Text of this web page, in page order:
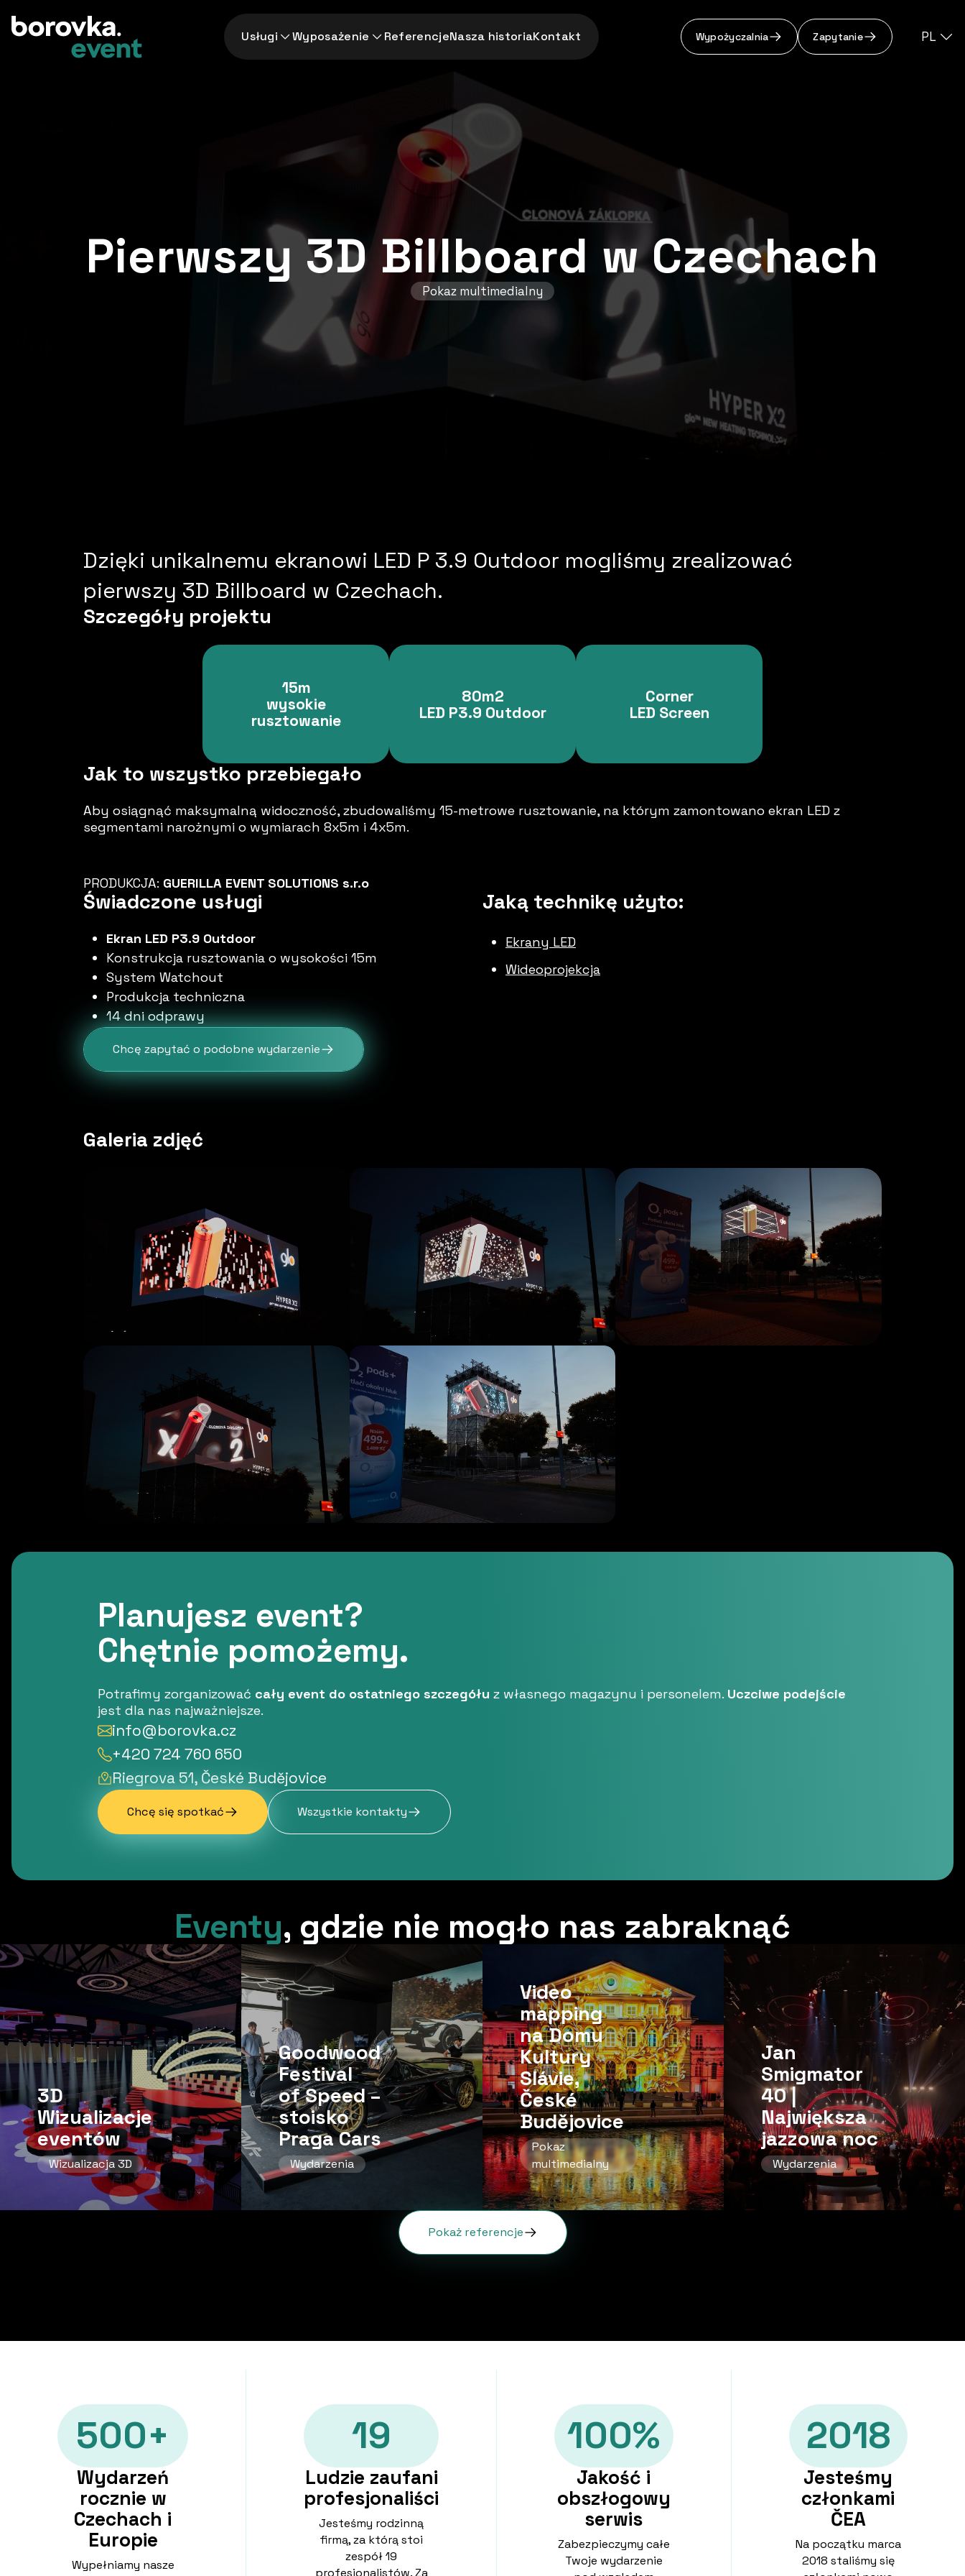
Usługi Wyposażenie ReferencjeNasza historiaKontakt Wypożyczalnia Zapytanie PL
Pierwszy 3D Billboard w Czechach
Pokaz multimedialny
Dzięki unikalnemu ekranowi LED P 3.9 Outdoor mogliśmy zrealizować
pierwszy 3D Billboard w Czechach.
Szczegóły projektu
15m
wysokie
rusztowanie
80m2
LED P3.9 Outdoor
Corner
LED Screen
Jak to wszystko przebiegało
Aby osiągnąć maksymalną widoczność, zbudowaliśmy 15-metrowe rusztowanie, na którym zamontowano ekran LED z
segmentami narożnymi o wymiarach 8x5m i 4x5m.
PRODUKCJA: GUERILLA EVENT SOLUTIONS s.r.o
Świadczone usługi
Ekran LED P3.9 Outdoor
Konstrukcja rusztowania o wysokości 15m
System Watchout
Produkcja techniczna
14 dni odprawy
Jaką technikę użyto:
Ekrany LED
Wideoprojekcja
Chcę zapytać o podobne wydarzenie
Galeria zdjęć
Planujesz event?
Chętnie pomożemy.
Potrafimy zorganizować cały event do ostatniego szczegółu z własnego magazynu i personelem. Uczciwe podejście
jest dla nas najważniejsze.
info@borovka.cz
+420 724 760 650
Riegrova 51, České Budějovice
Chcę się spotkać Wszystkie kontakty
Eventy, gdzie nie mogło nas zabraknąć
3D
Wizualizacje
eventów
Wizualizacja 3D
Goodwood
Festival
of Speed ​​–
stoisko
Praga Cars
Wydarzenia
Video
mapping
na Domu
Kultury
Slávie,
České
Budějovice
Pokaz
multimedialny
Jan
Smigmator
40 |
Największa
jazzowa noc
Wydarzenia
Pokaż referencje
500+
Wydarzeń
rocznie w
Czechach i
Europie
Wypełniamy nasze
19
Ludzie zaufani
profesjonaliści
Jesteśmy rodzinną
firmą, za którą stoi
zespół 19
100%
Jakość i
obszłogowy
serwis
Zabezpieczymy całe
Twoje wydarzenie
2018
Jesteśmy
członkami
ČEA
Na początku marca
2018 staliśmy się